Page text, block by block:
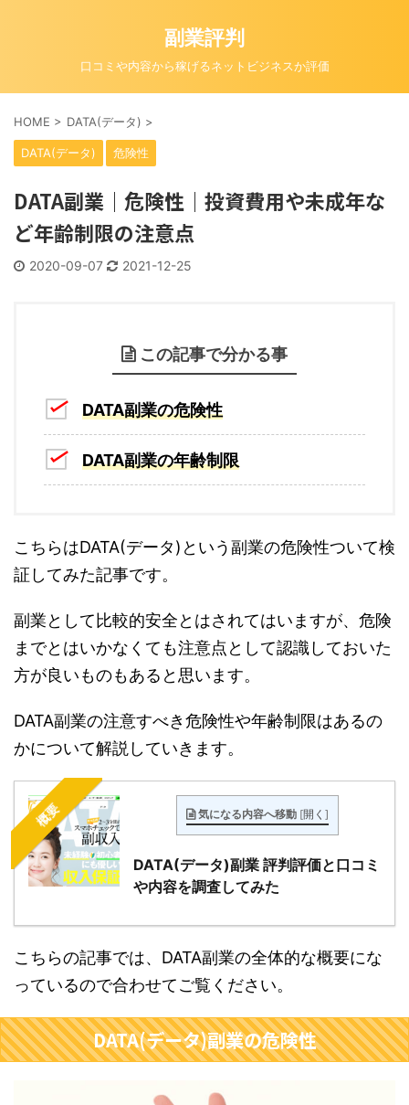
副業評判
口コミや内容から稼げるネットビジネスか評価
HOME > DATA(データ) >
DATA(データ) 危険性
DATA副業｜危険性｜投資費用や未成年な
ど年齢制限の注意点
2020-09-07 2021-12-25
この記事で分かる事
DATA副業の危険性
DATA副業の年齢制限
こちらはDATA(データ)という副業の危険性ついて検
証してみた記事です。
副業として比較的安全とはされてはいますが、危険
までとはいかなくても注意点として認識しておいた
方が良いものもあると思います。
DATA副業の注意すべき危険性や年齢制限はあるの
かについて解説していきます。
概要 気になる内容へ移動 [開く ]
DATA(データ)副業 評判評価と口コミ
や内容を調査してみた
こちらの記事では、DATA副業の全体的な概要にな
っているので合わせてご覧ください。
DATA(データ)副業の危険性